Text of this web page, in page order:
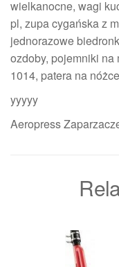
wielkanocne, wagi
pl, zupa cygańska z
jednorazowe
ozdoby, pojemniki na
1014, patera na
yyyyy
Aeropress